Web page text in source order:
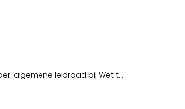
Leesvoer: algemene leidraad bij Wet ter voorkoming van witwassen en financieren van terrorisme (Wwft)